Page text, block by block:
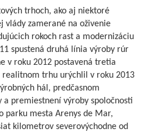
trhoch, ako aj niektoré
vlády zamerané na oživenie
rokoch rast a modernizáciu
spustená druhá línia výroby rúr
v roku 2012 postavená tretia
realitnom trhu urýchlil v roku 2013
hál, predčasnom
premiestnení výroby spoločnosti
parku mesta Arenys de Mar,
kilometrov severovýchodne od